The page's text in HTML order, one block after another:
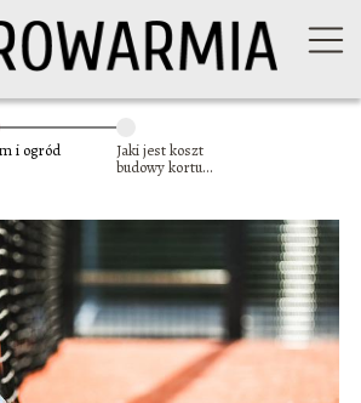
i ogród
Jaki jest koszt
budowy kortu